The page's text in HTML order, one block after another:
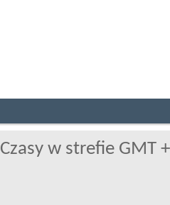
Czasy w strefie GMT